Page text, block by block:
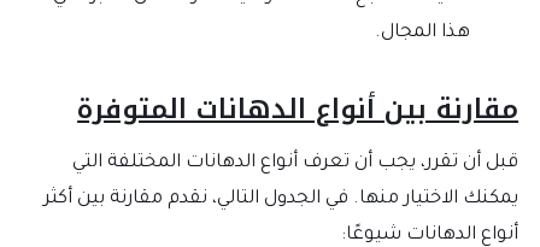
هذا المجال.
مقارنة بين أنواع الدهانات المتوفرة
قبل أن تقرر، يجب أن تعرف أنواع الدهانات المختلفة التي
يمكنك الاختيار منها. في الجدول التالي، نقدم مقارنة بين أكثر
أنواع الدهانات شيوعًا: